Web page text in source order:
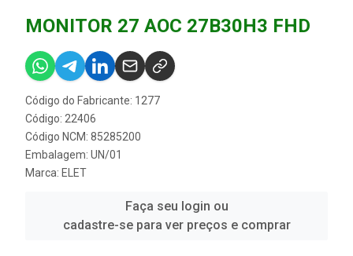
MONITOR 27 AOC 27B30H3 FHD
Código do Fabricante: 1277
Código: 22406
Código NCM: 85285200
Embalagem: UN/01
Marca: ELET
Faça seu login ou
cadastre-se para ver preços e comprar